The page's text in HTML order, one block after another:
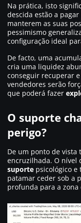
Na prática, isto
descida estão a
manterem as suas
pessimismo
configuração ideal
De facto, uma
cria uma liquidez
conseguir recuperar
vendedores serão
que poderá fazer
O suporte
perigo?
De um ponto de vista
encruzilhada. O nível
suporte psicológico e
patamar ceder sob a
profunda para a zona